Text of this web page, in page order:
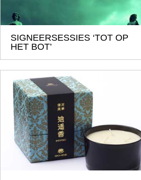
SIGNEERSESSIES ‘TOT OP
HET BOT’